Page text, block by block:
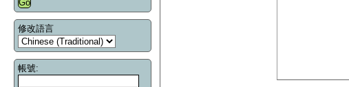
修改語言
帳號: